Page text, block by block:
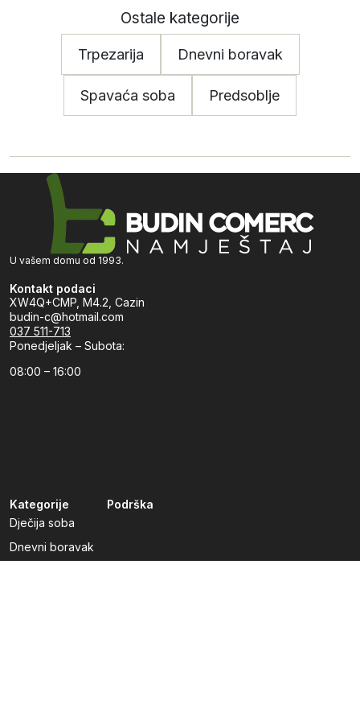
Ostale kategorije
Trpezarija Dnevni boravak
Spavaća soba Predsoblje
U vašem domu od 1993.
Kontakt podaci
XW4Q+CMP, M4.2, Cazin
budin-c@hotmail.com
037 511-713
Ponedjeljak – Subota:
08:00 – 16:00
Kategorije
Dječija soba
Dnevni boravak
Podrška